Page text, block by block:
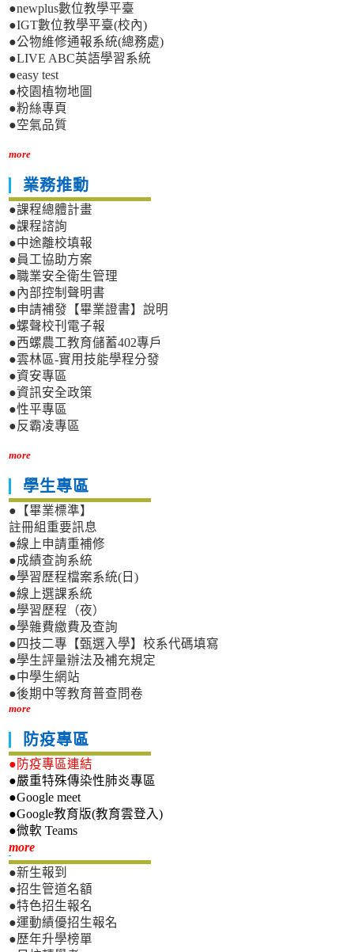
●newplus數位教學平臺
●IGT數位教學平臺(校內)
●公物維修通報系統(總務處)
●LIVE ABC英語學習系統
●easy test
●校園植物地圖
●粉絲專頁
●空氣品質
more
業務推動
●課程總體計畫
●課程諮詢
●中途離校填報
●員工協助方案
●職業安全衛生管理
●內部控制聲明書
●申請補發【畢業證書】說明
●螺聲校刊電子報
●西螺農工教育儲蓄402專戶
●雲林區-實用技能學程分發
●資安專區
●資訊安全政策
●性平專區
●反霸凌專區
more
學生專區
●【畢業標準】
註冊組重要訊息
●線上申請重補修
●成績查詢系統
●學習歷程檔案系統(日)
●線上選課系統
●學習歷程（夜）
●學雜費繳費及查詢
●四技二專【甄選入學】校系代碼填寫
●學生評量辦法及補充規定
●中學生網站
●後期中等教育普查問卷
more
防疫專區
●防疫專區連結
●嚴重特殊傳染性肺炎專區
●Google meet
●Google教育版(教育雲登入)
●微軟 Teams
more新生專區
●新生報到
●招生管道名額
●特色招生報名
●運動績優招生報名
●歷年升學榜單